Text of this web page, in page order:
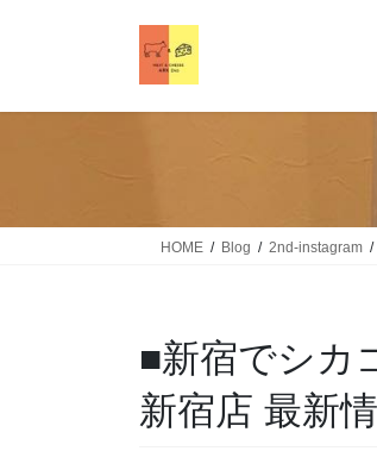
HOME Blog 2nd-instagram
■新宿でシカ
新宿店 最新